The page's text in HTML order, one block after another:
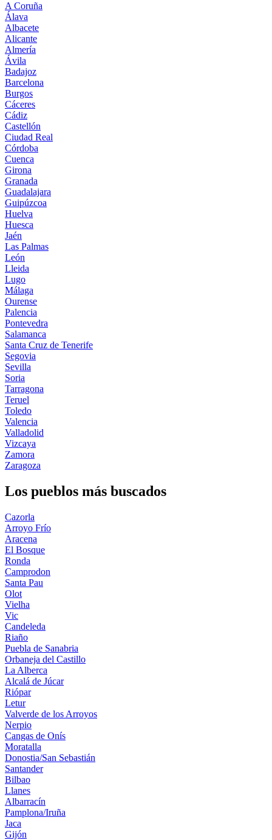
A Coruña
Álava
Albacete
Alicante
Almería
Ávila
Badajoz
Barcelona
Burgos
Cáceres
Cádiz
Castellón
Ciudad Real
Córdoba
Cuenca
Girona
Granada
Guadalajara
Guipúzcoa
Huelva
Huesca
Jaén
Las Palmas
León
Lleida
Lugo
Málaga
Ourense
Palencia
Pontevedra
Salamanca
Santa Cruz de Tenerife
Segovia
Sevilla
Soria
Tarragona
Teruel
Toledo
Valencia
Valladolid
Vizcaya
Zamora
Zaragoza
Los pueblos más buscados
Cazorla
Arroyo Frío
Aracena
El Bosque
Ronda
Camprodon
Santa Pau
Olot
Vielha
Vic
Candeleda
Riaño
Puebla de Sanabria
Orbaneja del Castillo
La Alberca
Alcalá de Júcar
Riópar
Letur
Valverde de los Arroyos
Nerpio
Cangas de Onís
Moratalla
Donostia/San Sebastián
Santander
Bilbao
Llanes
Albarracín
Pamplona/Iruña
Jaca
Gijón